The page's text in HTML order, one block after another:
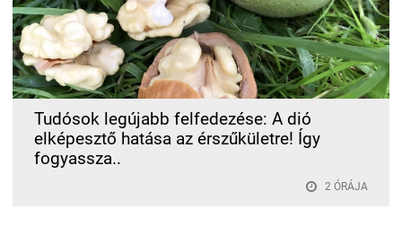
Tudósok legújabb felfedezése: A dió
elképesztő hatása az érszűkületre! Így
fogyassza..
2 ÓRÁJA